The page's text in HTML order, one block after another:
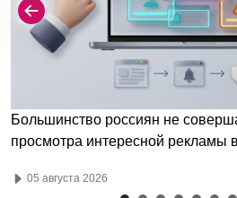
Большинство россиян не
просмотра интересной рекламы
05 августа 2026